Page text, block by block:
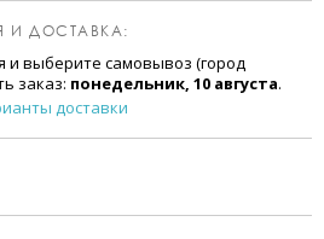
И ДОСТАВКА:
и выберите самовывоз (город
заказ: понедельник, 10 августа.
доставки